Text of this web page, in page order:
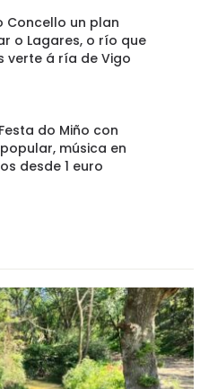
Concello un plan
o Lagares, o río que
verte á ría de Vigo
do Miño con
música en
desde 1 euro